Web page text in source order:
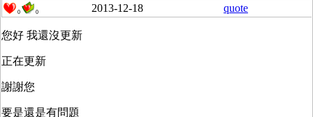
0 0 2013-12-18 quote
您好 我還沒更新
正在更新
謝謝您
要是還是有問題